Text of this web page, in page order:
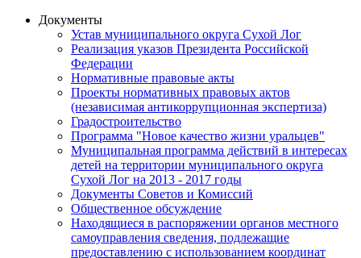
Документы
Устав муниципального округа Сухой Лог
Реализация указов Президента Российской
Федерации
Нормативные правовые акты
Проекты нормативных правовых актов
(независимая антикоррупционная экспертиза)
Градостроительство
Программа "Новое качество жизни уральцев"
Муниципальная программа действий в интересах
детей на территории муниципального округа
Сухой Лог на 2013 - 2017 годы
Документы Советов и Комиссий
Общественное обсуждение
Находящиеся в распоряжении органов местного
самоуправления сведения, подлежащие
предоставлению с использованием координат